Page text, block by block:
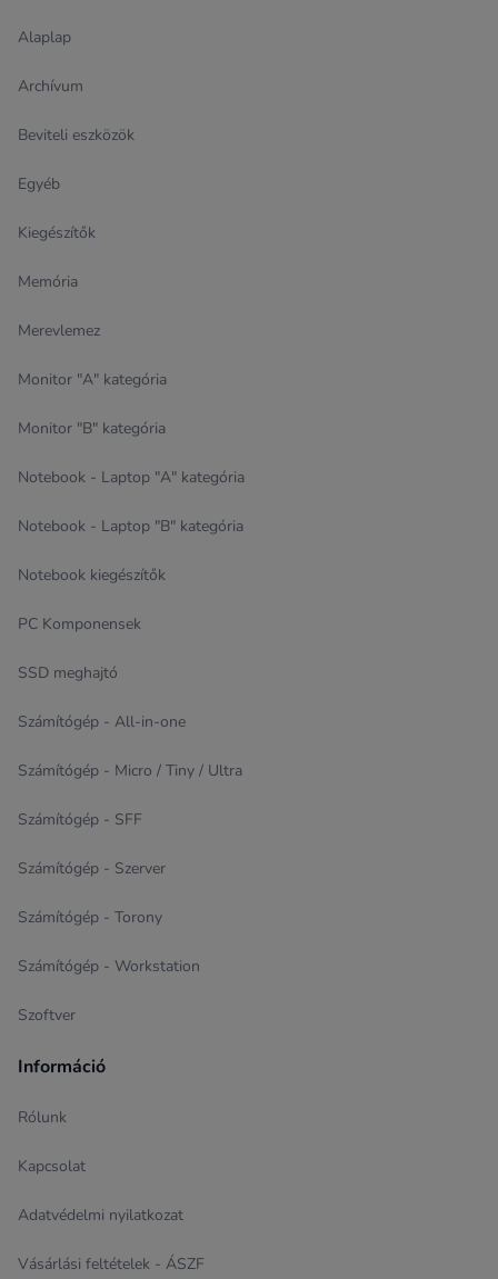
Alaplap
Archívum
Beviteli eszközök
Egyéb
Kiegészítők
Memória
Merevlemez
Monitor "A" kategória
Monitor "B" kategória
Notebook - Laptop "A" kategória
Notebook - Laptop "B" kategória
Notebook kiegészítők
PC Komponensek
SSD meghajtó
Számítógép - All-in-one
Számítógép - Micro / Tiny / Ultra
Számítógép - SFF
Számítógép - Szerver
Számítógép - Torony
Számítógép - Workstation
Szoftver
Információ
Rólunk
Kapcsolat
Adatvédelmi nyilatkozat
Vásárlási feltételek - ÁSZF